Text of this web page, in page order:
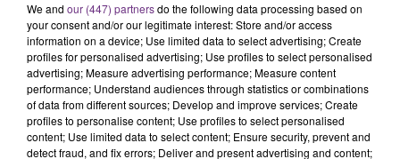
UN FEU DE REMORQUE BLOQUE LA
CIRCULATION DANS LES ARDENNES
Un feu de remorque s'est déclaré ce mercredi en
fin de matinée sur l'A34.
We and our (447) partnersdo the following data processing based on
your consent and/or our legitimate interest: Store and/or access
information on a device; Use limited data to select advertising; Create
profiles for personalised advertising; Use profiles to select personalised
advertising; Measure advertising performance; Measure content
performance; Understand audiences through statistics or combinations
of data from different sources; Develop and improve services; Create
profiles to personalise content; Use profiles to select personalised
content; Use limited data to select content; Ensure security, prevent and
detect fraud, and fix errors; Deliver and present advertising and content;